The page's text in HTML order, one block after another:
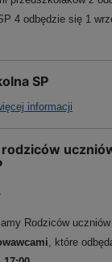
4 odbędzie się 1
SP
informacji
Rodziców
, które